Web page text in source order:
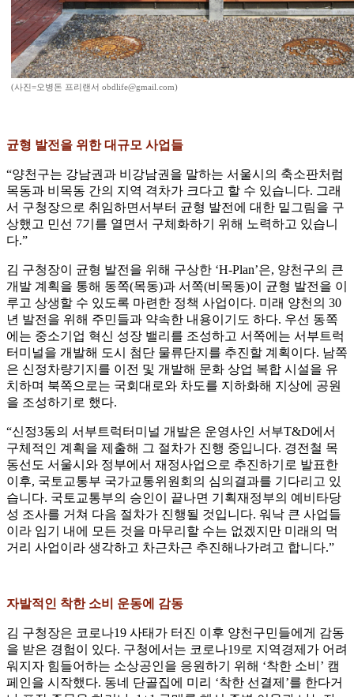
(사진=오병돈 프리랜서 obdlife@gmail.com)
균형 발전을 위한 대규모 사업들
“양천구는 강남권과 비강남권을 말하는 서울시의 축소판처럼
목동과 비목동 간의 지역 격차가 크다고 할 수 있습니다. 그래
서 구청장으로 취임하면서부터 균형 발전에 대한 밑그림을 구
상했고 민선 7기를 열면서 구체화하기 위해 노력하고 있습니
다.”
김 구청장이 균형 발전을 위해 구상한 ‘H-Plan’은, 양천구의 큰
개발 계획을 통해 동쪽(목동)과 서쪽(비목동)이 균형 발전을 이
루고 상생할 수 있도록 마련한 정책 사업이다. 미래 양천의 30
년 발전을 위해 주민들과 약속한 내용이기도 하다. 우선 동쪽
에는 중소기업 혁신 성장 밸리를 조성하고 서쪽에는 서부트럭
터미널을 개발해 도시 첨단 물류단지를 추진할 계획이다. 남쪽
은 신정차량기지를 이전 및 개발해 문화 상업 복합 시설을 유
치하며 북쪽으로는 국회대로와 차도를 지하화해 지상에 공원
을 조성하기로 했다.
“신정3동의 서부트럭터미널 개발은 운영사인 서부T&D에서
구체적인 계획을 제출해 그 절차가 진행 중입니다. 경전철 목
동선도 서울시와 정부에서 재정사업으로 추진하기로 발표한
이후, 국토교통부 국가교통위원회의 심의결과를 기다리고 있
습니다. 국토교통부의 승인이 끝나면 기획재정부의 예비타당
성 조사를 거쳐 다음 절차가 진행될 것입니다. 워낙 큰 사업들
이라 임기 내에 모든 것을 마무리할 수는 없겠지만 미래의 먹
거리 사업이라 생각하고 차근차근 추진해나가려고 합니다.”
자발적인 착한 소비 운동에 감동
김 구청장은 코로나19 사태가 터진 이후 양천구민들에게 감동
을 받은 경험이 있다. 구청에서는 코로나19로 지역경제가 어려
워지자 힘들어하는 소상공인을 응원하기 위해 ‘착한 소비’ 캠
페인을 시작했다. 동네 단골집에 미리 ‘착한 선결제’를 한다거